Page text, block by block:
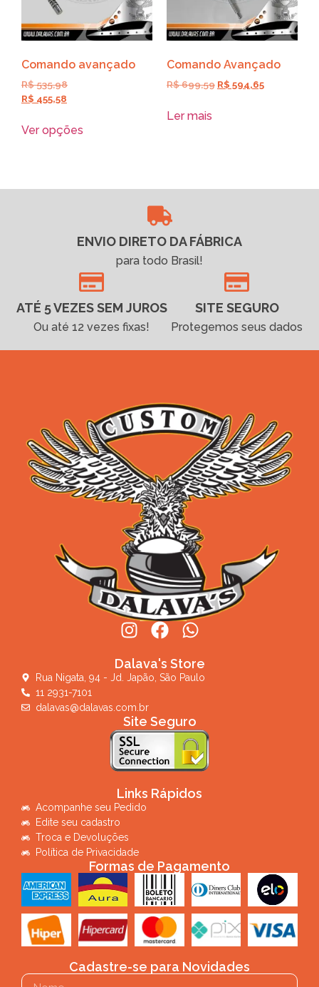
Comando avançado
R$535,98
R$ 455,58
Ver opções
Comando Avançado
R$699,59 R$ 594,65
Ler mais
ENVIO DIRETO DA FÁBRICA
para todo Brasil!
ATÉ 5 VEZES SEM JUROS
Ou até 12 vezes fixas!
SITE SEGURO
Protegemos seus dados
Dalava's Store
Rua Nigata, 94 - Jd. Japão, São Paulo
11 2931-7101
dalavas@dalavas.com.br
Site Seguro
Links Rápidos
Acompanhe seu Pedido
Edite seu cadastro
Troca e Devoluções
Política de Privacidade
Formas de Pagamento
Cadastre-se para Novidades